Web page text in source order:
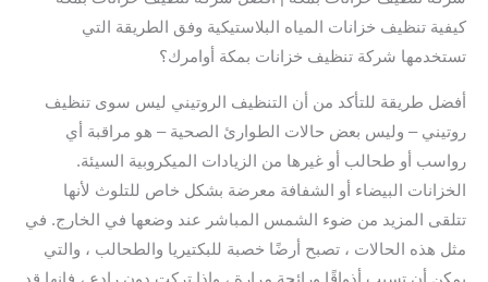
كيفية تنظيف خزانات المياه البلاستيكية وفق الطريقة التي
تستخدمها شركة تنظيف خزانات بمكة أوامرك؟
أفضل طريقة للتأكد من أن التنظيف الروتيني ليس سوى تنظيف
روتيني – وليس بعض حالات الطوارئ الصحية – هو مراقبة أي
رواسب أو طحالب أو غيرها من الزيادات الميكروبية السيئة.
الخزانات البيضاء أو الشفافة معرضة بشكل خاص للتلوث لأنها
تتلقى المزيد من ضوء الشمس المباشر عند وضعها في الخارج. في
مثل هذه الحالات ، تصبح أرضًا خصبة للبكتيريا والطحالب ، والتي
يمكن أن تسبب أذواقًا ورائحة مرارة ، وإذا تركت دون رادع ، فإنها قد